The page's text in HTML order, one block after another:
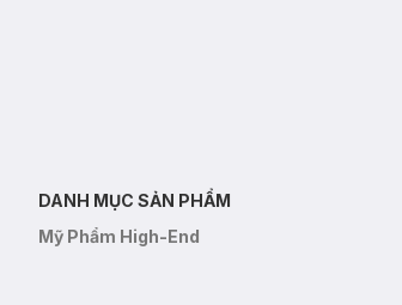
DANH MỤC SẢN PHẨM
Mỹ Phẩm High-End